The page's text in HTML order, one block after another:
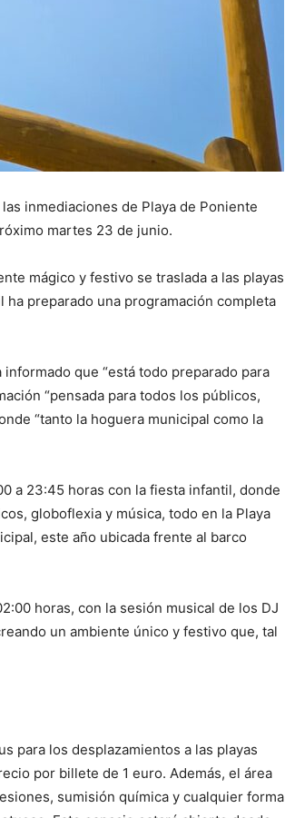
inmediaciones de Playa de Poniente
martes 23 de junio.
mágico y festivo se traslada a las playas
preparado una programación completa
que “está todo preparado para
“pensada para todos los públicos,
“tanto la hoguera municipal como la
a 23:45 horas con la fiesta infantil, donde
globoflexia y música, todo en la Playa
este año ubicada frente al barco
horas, con la sesión musical de los DJ
un ambiente único y festivo que, tal
para los desplazamientos a las playas
por billete de 1 euro. Además, el área
sumisión química y cualquier forma